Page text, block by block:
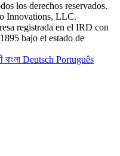
los derechos reservados.
Innovations, LLC.
registrada en el IRD con
bajo el estado de
বাংলা Deutsch Português